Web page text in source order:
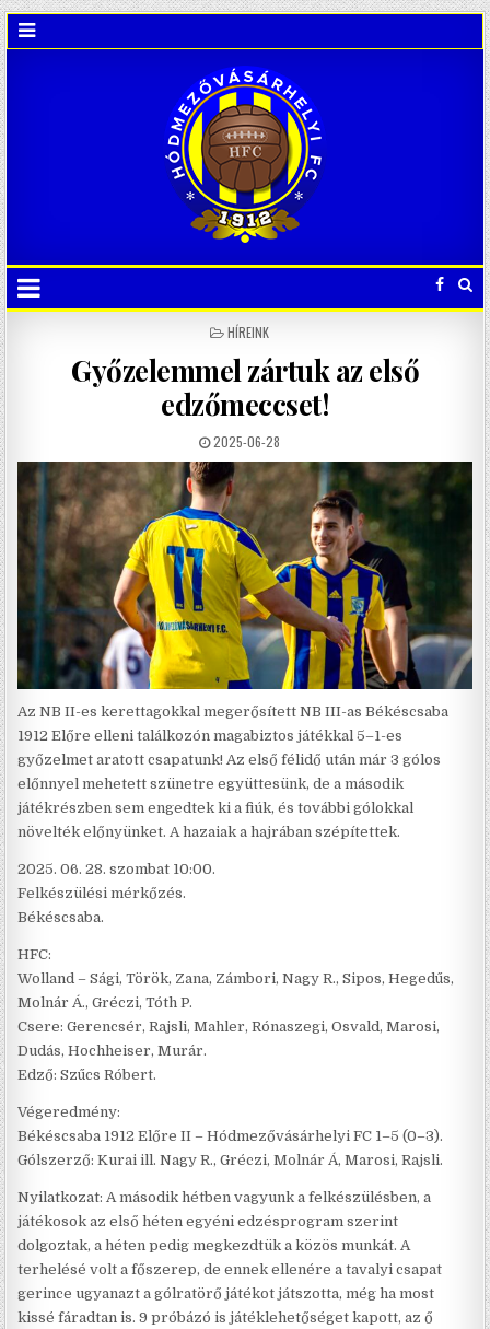
POSTED
HÍREINK
Győzelemmel zártuk az első
edzőmeccset!
2025-06-28
Az NB II-es kerettagokkal megerősített NB III-as Békéscsaba
1912 Előre elleni találkozón magabiztos játékkal 5–1-es
győzelmet aratott csapatunk! Az első félidő után már 3 gólos
előnnyel mehetett szünetre együttesünk, de a második
játékrészben sem engedtek ki a fiúk, és további gólokkal
növelték előnyünket. A hazaiak a hajrában szépítettek.
2025. 06. 28. szombat 10:00.
Felkészülési mérkőzés.
Békéscsaba.
HFC:
Wolland – Sági, Török, Zana, Zámbori, Nagy R., Sipos, Hegedűs,
Molnár Á., Gréczi, Tóth P.
Csere: Gerencsér, Rajsli, Mahler, Rónaszegi, Osvald, Marosi,
Dudás, Hochheiser, Murár.
Edző: Szűcs Róbert.
Végeredmény:
Békéscsaba 1912 Előre II – Hódmezővásárhelyi FC 1–5 (0–3).
Gólszerző: Kurai ill. Nagy R., Gréczi, Molnár Á, Marosi, Rajsli.
Nyilatkozat: A második hétben vagyunk a felkészülésben, a
játékosok az első héten egyéni edzésprogram szerint
dolgoztak, a héten pedig megkezdtük a közös munkát. A
terhelésé volt a főszerep, de ennek ellenére a tavalyi csapat
gerince ugyanazt a gólratörő játékot játszotta, még ha most
kissé fáradtan is. 9 próbázó is játéklehetőséget kapott, az ő